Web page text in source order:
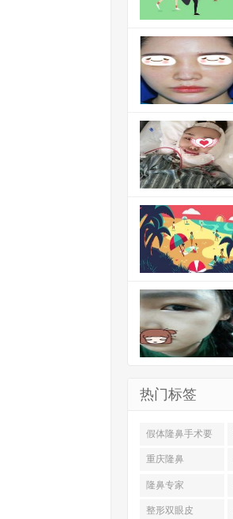
热门标签
假体隆鼻手术要
多少钱
重庆隆鼻
隆鼻专家
整形双眼皮